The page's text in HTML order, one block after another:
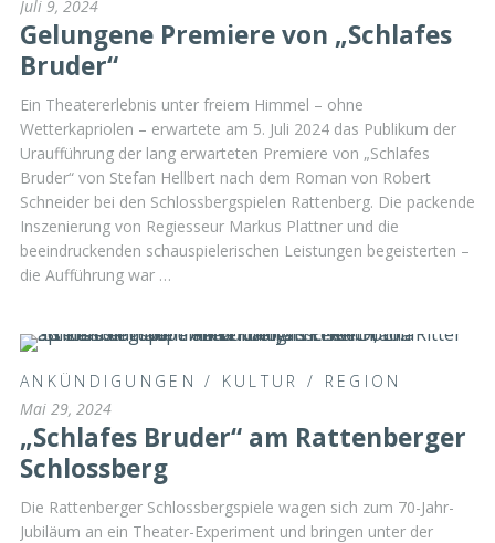
Juli 9, 2024
Gelungene Premiere von „Schlafes
Bruder“
Ein Theatererlebnis unter freiem Himmel – ohne
Wetterkapriolen – erwartete am 5. Juli 2024 das Publikum der
Uraufführung der lang erwarteten Premiere von „Schlafes
Bruder“ von Stefan Hellbert nach dem Roman von Robert
Schneider bei den Schlossbergspielen Rattenberg. Die packende
Inszenierung von Regiesseur Markus Plattner und die
beeindruckenden schauspielerischen Leistungen begeisterten –
die Aufführung war …
ANKÜNDIGUNGEN / KULTUR / REGION
Mai 29, 2024
„Schlafes Bruder“ am Rattenberger
Schlossberg
Die Rattenberger Schlossbergspiele wagen sich zum 70-Jahr-
Jubiläum an ein Theater-Experiment und bringen unter der